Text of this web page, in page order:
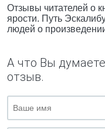
Отзывы читателей о
ярости. Путь
людей о
А что Вы
отзыв.